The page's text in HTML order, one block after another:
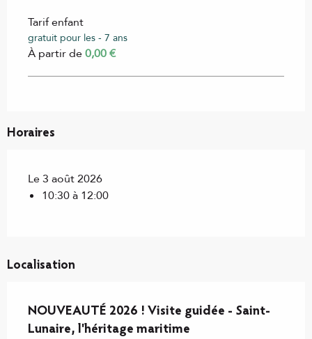
Tarif enfant
gratuit pour les - 7 ans
À partir de0,00 €
Horaires
Le 3 août 2026
10:30 à 12:00
Localisation
NOUVEAUTÉ 2026 ! Visite guidée - Saint-
Lunaire, l'héritage maritime